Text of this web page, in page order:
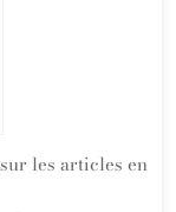
les articles en